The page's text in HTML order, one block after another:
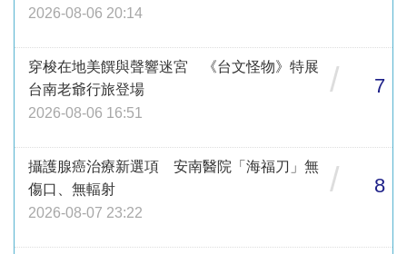
2026-08-06 20:14
穿梭在地美饌與聲響迷宮 《台文怪物》特展
台南老爺行旅登場
2026-08-06 16:51
/ 7
攝護腺癌治療新選項 安南醫院「海福刀」無
傷口、無輻射
2026-08-07 23:22
/ 8